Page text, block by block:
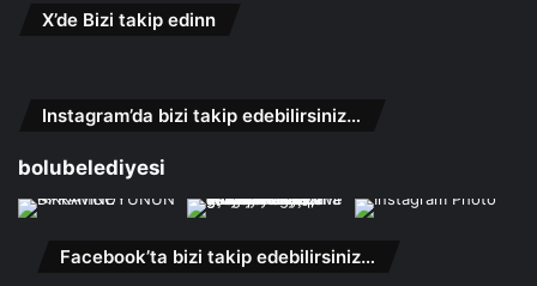
X’de Bizi takip edinn
Instagram’da bizi takip edebilirsiniz…
bolubelediyesi
Facebook’ta bizi takip edebilirsiniz…